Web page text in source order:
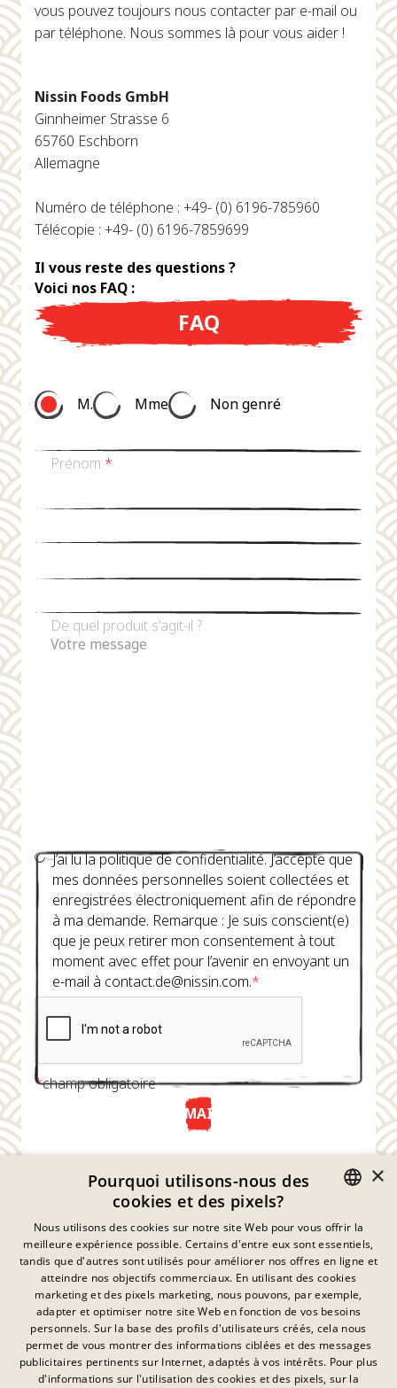
vous pouvez toujours nous contacter par e-mail ou
par téléphone. Nous sommes là pour vous aider !
Nissin Foods GmbH
Ginnheimer Strasse 6
65760 Eschborn
Allemagne
Numéro de téléphone : +49- (0) 6196-785960
Télécopie : +49- (0) 6196-7859699
Il vous reste des questions ?
Voici nos FAQ :
FAQ
M. Mme Non genré
Prénom *
De quel produit s'agit-il ?
J’ai lu la politique de confidentialité. J’accepte que
mes données personnelles soient collectées et
enregistrées électroniquement afin de répondre
à ma demande. Remarque : Je suis conscient(e)
que je peux retirer mon consentement à tout
moment avec effet pour l’avenir en envoyant un
e-mail à contact.de@nissin.com.*
*champ obligatoire
ENVOYER MAINTENANT
Déclaration De Confidentialité
Empreinte
Mentions Légales
Contact
GERMAN
FRENCH
DANISH
SWEDISH
HUNGARIAN
×
Pourquoi utilisons-nous des
cookies et des pixels?
Nous utilisons des cookies sur notre site Web pour vous offrir la
meilleure expérience possible. Certains d'entre eux sont essentiels,
tandis que d'autres sont utilisés pour améliorer nos offres en ligne et
atteindre nos objectifs commerciaux. En utilisant des cookies
marketing et des pixels marketing, nous pouvons, par exemple,
adapter et optimiser notre site Web en fonction de vos besoins
personnels. Sur la base des profils d'utilisateurs créés, cela nous
permet de vous montrer des informations ciblées et des messages
publicitaires pertinents sur Internet, adaptés à vos intérêts. Pour plus
d'informations sur l'utilisation des cookies et des pixels, sur la